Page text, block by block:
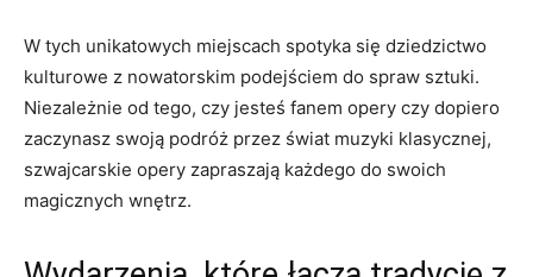
W⁣ tych unikatowych miejscach ‌spotyka się​ dziedzictwo
kulturowe z nowatorskim podejściem do spraw sztuki.‍
Niezależnie od tego, czy jesteś fanem⁤ opery ‍czy dopiero‌
zaczynasz swoją podróż ⁢przez świat ‌muzyki klasycznej, ​
szwajcarskie opery zapraszają każdego do swoich
⁣magicznych wnętrz.